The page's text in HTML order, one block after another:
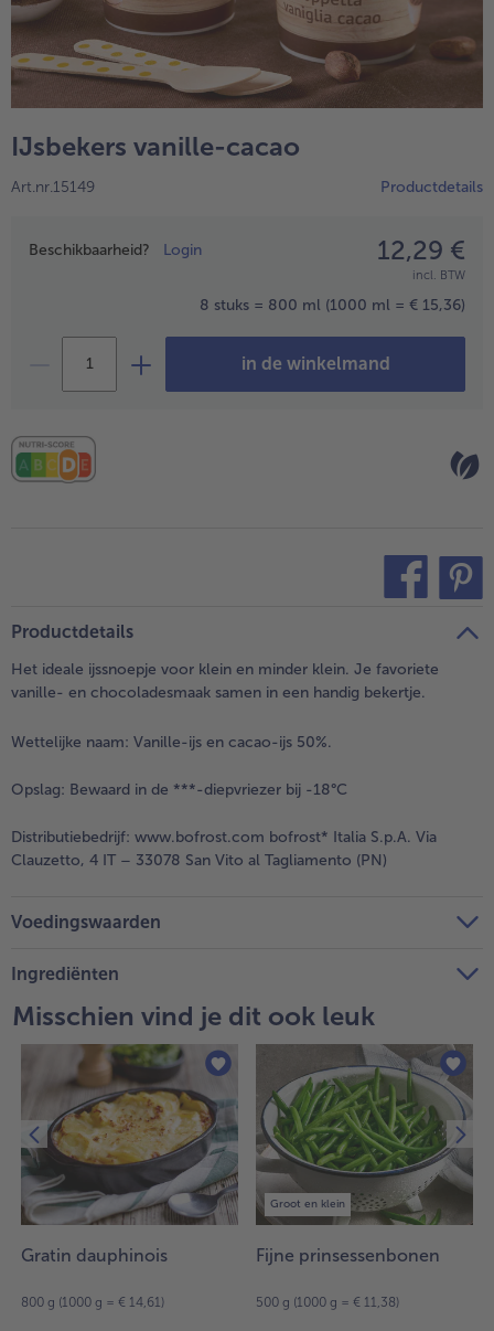
High Protein
alleHigh Protein
Veggie & Vegan
IJsbekers vanille-cacao
Art.nr.15149 Productdetails
Prijsopgave
Beschikbaarheid? Login 12,29 €
incl. BTW
8 stuks = 800 ml (1000 ml = € 15,36)
in de winkelmand
Productdetails
Het ideale ijssnoepje voor klein en minder klein. Je favoriete
vanille- en chocoladesmaak samen in een handig bekertje.
Wettelijke naam: Vanille-ijs en cacao-ijs 50%.
Opslag: Bewaard in de ***-diepvriezer bij -18°C
Distributiebedrijf: www.bofrost.com bofrost* Italia S.p.A. Via
Clauzetto, 4 IT – 33078 San Vito al Tagliamento (PN)
Voedingswaarden
Ingrediënten
Misschien vind je dit ook leuk
Gratin dauphinois
800 g (1000 g = € 14,61)
Groot en klein
Fijne prinsessenbonen
500 g (1000 g = € 11,38)